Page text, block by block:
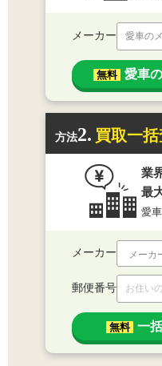
メーカー 愛車の
無料 愛車
方法2. 買取一
業
最
愛
メーカー
郵便番号
無料 一